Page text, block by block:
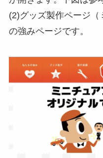
(2)グッズ製作ページ
の強みページです。